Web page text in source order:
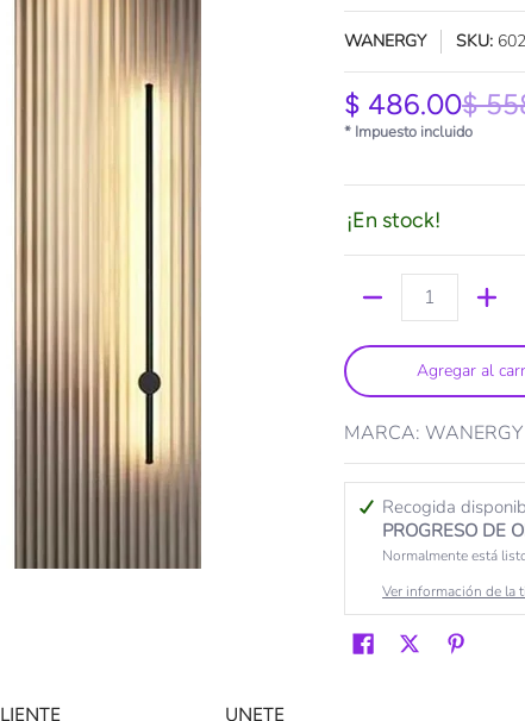
WANERGY SKU:
$ 486.00$
* Impuesto incluido
¡En stock!
Agregar al
MARCA: WANERGY
Recogida
PROGRESO DE
Normalmente está
Ver información de la
UNETE